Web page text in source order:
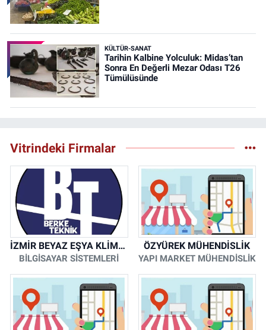
KÜLTÜR-SANAT
Tarihin Kalbine Yolculuk: Midas’tan
Sonra En Değerli Mezar Odası T26
Tümülüsünde
Vitrindeki Firmalar
İZMİR BEYAZ EŞYA KLİMA KOMBİ SERVİSİ
BİLGİSAYAR SİSTEMLERİ
ÖZYÜREK MÜHENDİSLİK
YAPI MARKET MÜHENDİSLİK